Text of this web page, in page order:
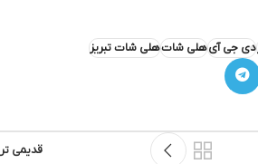
دی جی آیهلی شاتهلی شات تبریز
قدیمی تر